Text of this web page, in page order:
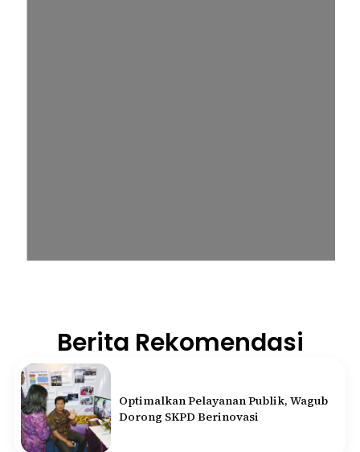
Berita Rekomendasi
Optimalkan Pelayanan Publik, Wagub
Dorong SKPD Berinovasi